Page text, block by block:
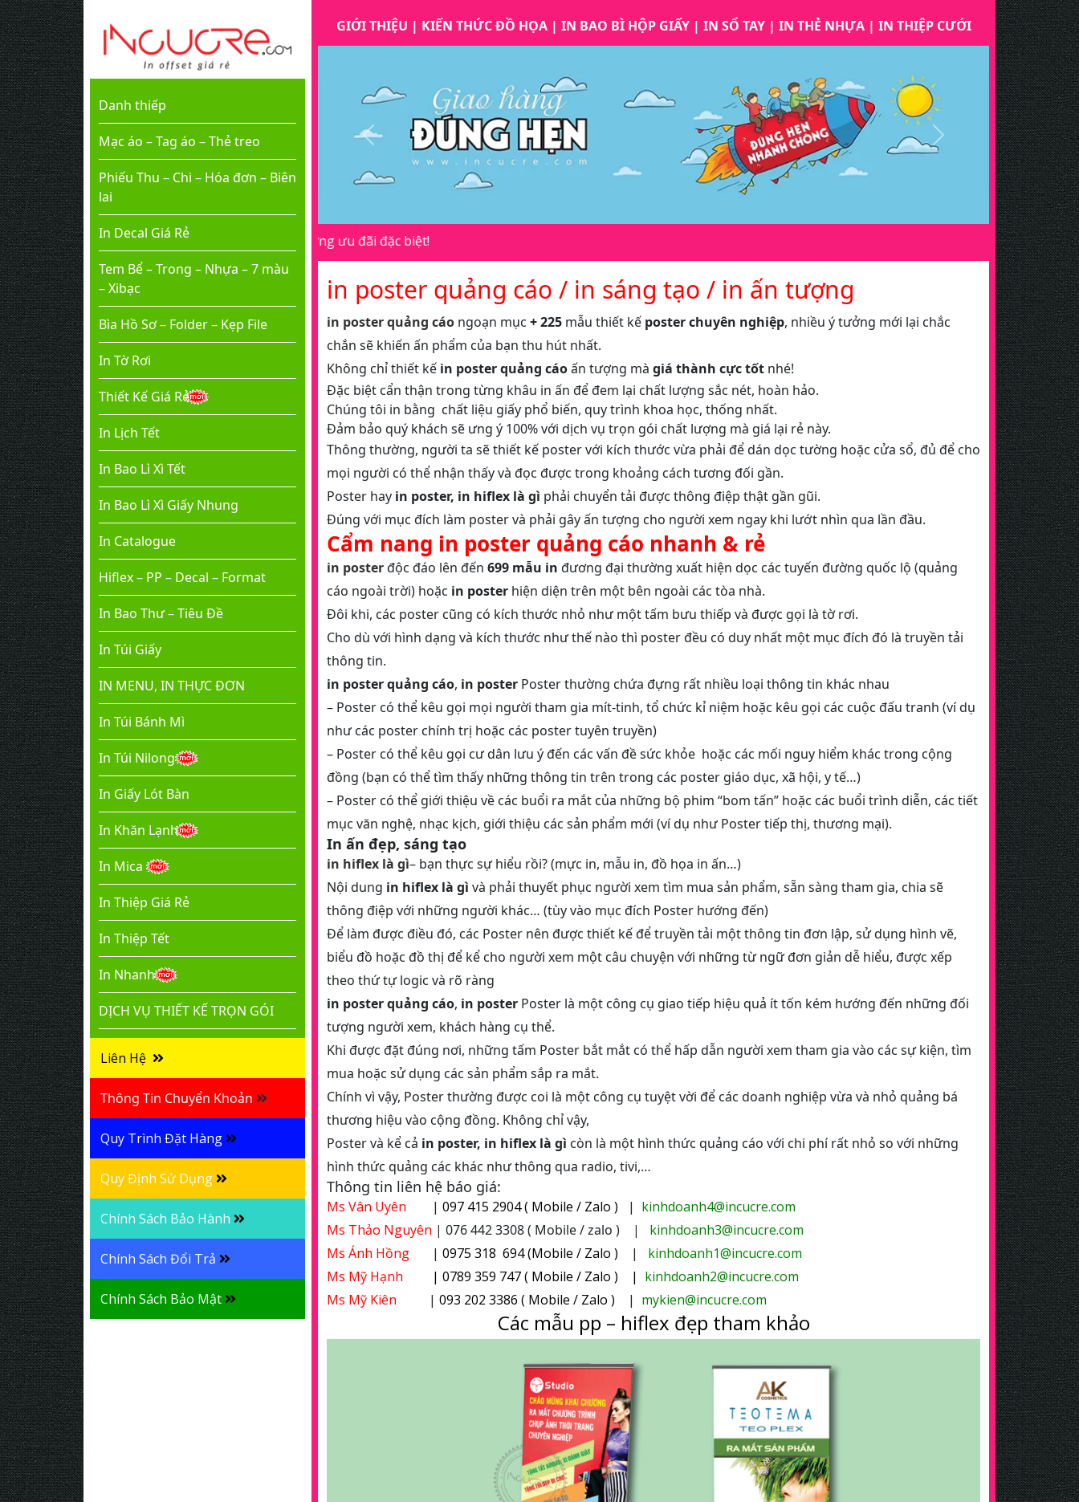
Danh thiếp
Mạc áo – Tag áo – Thẻ treo
Phiếu Thu – Chi – Hóa đơn – Biên
lai
In Decal Giá Rẻ
Tem Bể – Trong – Nhựa – 7 màu
– Xibạc
Bìa Hồ Sơ – Folder – Kẹp File
In Tờ Rơi
Thiết Kế Giá Rẻ
In Lịch Tết
In Bao Lì Xì Tết
In Bao Lì Xì Giấy Nhung
In Catalogue
Hiflex – PP – Decal – Format
In Bao Thư – Tiêu Đề
In Túi Giấy
IN MENU, IN THỰC ĐƠN
In Túi Bánh Mì
In Túi Nilong
In Giấy Lót Bàn
In Khăn Lạnh
In Mica
In Thiệp Giá Rẻ
In Thiệp Tết
In Nhanh
DỊCH VỤ THIẾT KẾ TRỌN GÓI
Liên Hệ
Thông Tin Chuyển Khoản
Quy Trình Đặt Hàng
Quy Định Sử Dụng
Chính Sách Bảo Hành
Chính Sách Đổi Trả
Chính Sách Bảo Mật
GIỚI THIỆU | KIẾN THỨC ĐỒ HỌA| IN BAO BÌ HỘP GIẤY| IN SỔ TAY| IN THẺ NHỰA| IN THIỆP CƯỚI
Previous Next
báo cho chúng tôi biết để có những ưu đãi đặc biệt!
in poster quảng cáo / in sáng tạo / in ấn tượng
in poster quảng cáo ngoạn mục + 225 mẫu thiết kế poster chuyên nghiệp, nhiều ý tưởng mới lại chắc
chắn sẽ khiến ấn phẩm của bạn thu hút nhất.
Không chỉ thiết kế in poster quảng cáoấn tượng mà giá thành cực tốt nhé!
Đặc biệt cẩn thận trong từng khâu in ấn để đem lại chất lượng sắc nét, hoàn hảo.
Chúng tôi in bằng chất liệu giấy phổ biến, quy trình khoa học, thống nhất.
Đảm bảo quý khách sẽ ưng ý 100% với dịch vụ trọn gói chất lượng mà giá lại rẻ này.
Thông thường, người ta sẽ thiết kế poster với kích thước vừa phải để dán dọc tường hoặc cửa sổ, đủ để cho
mọi người có thể nhận thấy và đọc được trong khoảng cách tương đối gần.
Poster hay in poster, in hiflex là gì phải chuyển tải được thông điệp thật gần gũi.
Đúng với mục đích làm poster và phải gây ấn tượng cho người xem ngay khi lướt nhìn qua lần đầu.
Cẩm nang in poster quảng cáo nhanh & rẻ
in posterđộc đáo lên đến 699 mẫu in đương đại thường xuất hiện dọc các tuyến đường quốc lộ (quảng
cáo ngoài trời) hoặc in poster hiện diện trên một bên ngoài các tòa nhà.
Đôi khi, các poster cũng có kích thước nhỏ như một tấm bưu thiếp và được gọi là tờ rơi.
Cho dù với hình dạng và kích thước như thế nào thì poster đều có duy nhất một mục đích đó là truyền tải
thông tin.
in poster quảng cáo, in poster Poster thường chứa đựng rất nhiều loại thông tin khác nhau
– Poster có thể kêu gọi mọi người tham gia mít-tinh, tổ chức kỉ niệm hoặc kêu gọi các cuộc đấu tranh (ví dụ
như các poster chính trị hoặc các poster tuyên truyền)
– Poster có thể kêu gọi cư dân lưu ý đến các vấn đề sức khỏe hoặc các mối nguy hiểm khác trong cộng
đồng (bạn có thể tìm thấy những thông tin trên trong các poster giáo dục, xã hội, y tế…)
– Poster có thể giới thiệu về các buổi ra mắt của những bộ phim “bom tấn” hoặc các buổi trình diễn, các tiết
mục văn nghệ, nhạc kịch, giới thiệu các sản phẩm mới (ví dụ như Poster tiếp thị, thương mại).
In ấn đẹp, sáng tạo
in hiflex là gì– bạn thực sự hiểu rồi? (mực in, mẫu in, đồ họa in ấn…)
Nội dung in hiflex là gì và phải thuyết phục người xem tìm mua sản phẩm, sẵn sàng tham gia, chia sẽ
thông điệp với những người khác… (tùy vào mục đích Poster hướng đến)
Để làm được điều đó, các Poster nên được thiết kế để truyền tải một thông tin đơn lập, sử dụng hình vẽ,
biểu đồ hoặc đồ thị để kể cho người xem một câu chuyện với những từ ngữ đơn giản dễ hiểu, được xếp
theo thứ tự logic và rõ ràng
in poster quảng cáo, in poster Poster là một công cụ giao tiếp hiệu quả ít tốn kém hướng đến những đối
tượng người xem, khách hàng cụ thể.
Khi được đặt đúng nơi, những tấm Poster bắt mắt có thể hấp dẫn người xem tham gia vào các sự kiện, tìm
mua hoặc sử dụng các sản phẩm sắp ra mắt.
Chính vì vậy, Poster thường được coi là một công cụ tuyệt vời để các doanh nghiệp vừa và nhỏ quảng bá
thương hiệu vào cộng đồng. Không chỉ vậy,
Poster và kể cả in poster, in hiflex là gì còn là một hình thức quảng cáo với chi phí rất nhỏ so với những
hình thức quảng các khác như thông qua radio, tivi,…
Thông tin liên hệ báo giá:
Ms Vân Uyên | 097 415 2904 ( Mobile / Zalo ) | kinhdoanh4@incucre.com
Ms Thảo Nguyên | 076 442 3308 ( Mobile / zalo ) | kinhdoanh3@incucre.com
Ms Ánh Hồng | 0975 318 694 (Mobile / Zalo ) |
kinhdoanh1@incucre.com
Ms Mỹ Hạnh
| 0789 359 747 ( Mobile / Zalo ) | kinhdoanh2@incucre.com
Ms Mỹ Kiên
| 093 202 3386 ( Mobile / Zalo ) | mykien@incucre.com
Các mẫu pp – hiflex đẹp tham khảo